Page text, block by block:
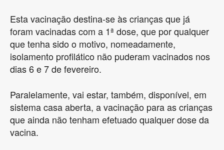
Esta vacinação destina-se às crianças que já
foram vacinadas com a 1ª dose, que por qualquer
que tenha sido o motivo, nomeadamente,
isolamento profilático não puderam vacinados nos
dias 6 e 7 de fevereiro.
Paralelamente, vai estar, também, disponível, em
sistema casa aberta, a vacinação para as crianças
que ainda não tenham efetuado qualquer dose da
vacina.